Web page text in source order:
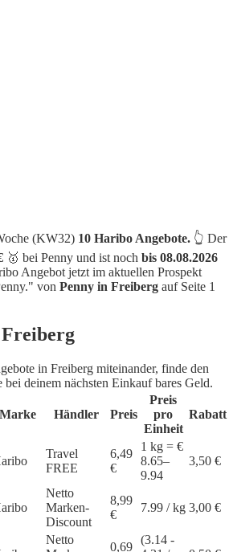
(KW32) 10 Haribo Angebote. 👆 Der
🥇 bei Penny und ist noch bis 08.08.2026
Angebot jetzt im aktuellen Prospekt
von Penny in Freiberg auf Seite 1
in Freiberg miteinander, finde den
bei deinem nächsten Einkauf bares Geld.
Marke Händler Preis
Preis
pro
Einheit
Rabatt
Travel
FREE
6,49
€
1 kg = €
8.65–
9.94
3,50 €
Netto
Marken-
Discount
8,99
€
7.99 / kg 3,00 €
Netto
0,69
(3.14 -